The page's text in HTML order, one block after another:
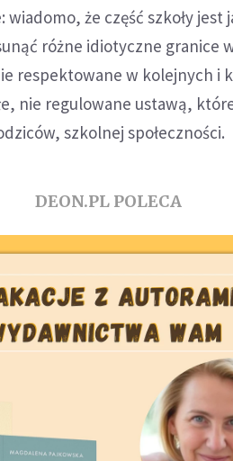
że część szkoły
różne idiotyczne granice
respektowane w kolejnych i
nie regulowane ustawą,
szkolnej społeczności.
DEON.PL POLECA